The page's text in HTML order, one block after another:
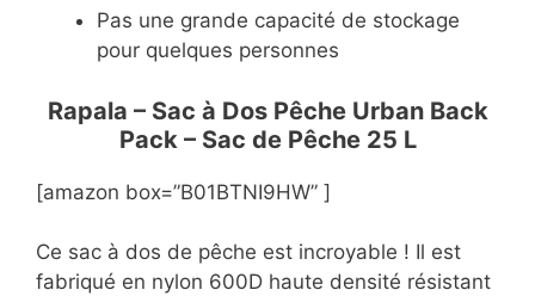
Pas une grande capacité de stockage
pour quelques personnes
Rapala – Sac à Dos Pêche Urban Back
Pack – Sac de Pêche 25 L
[amazon box=”B01BTNI9HW” ]
Ce sac à dos de pêche est incroyable ! Il est
fabriqué en nylon 600D haute densité résistant